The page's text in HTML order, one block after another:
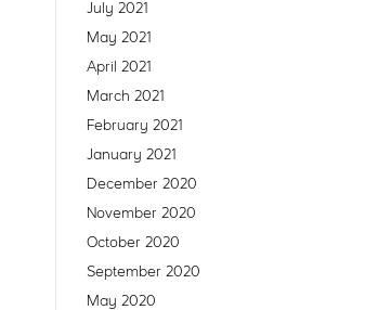
July 2021
May 2021
April 2021
March 2021
February 2021
January 2021
December 2020
November 2020
October 2020
September 2020
May 2020